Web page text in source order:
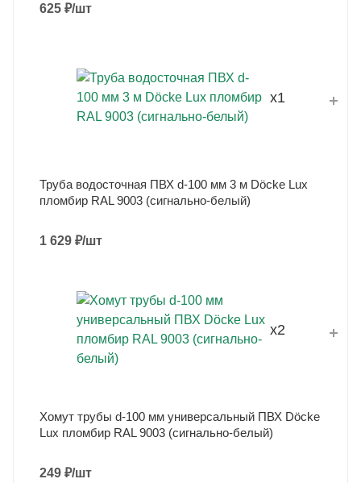
625 ₽/шт
x1
Труба водосточная ПВХ d-100 мм 3 м Döcke Lux
пломбир RAL 9003 (сигнально-белый)
1 629 ₽/шт
x2
Хомут трубы d-100 мм универсальный ПВХ Döcke
Lux пломбир RAL 9003 (сигнально-белый)
249 ₽/шт